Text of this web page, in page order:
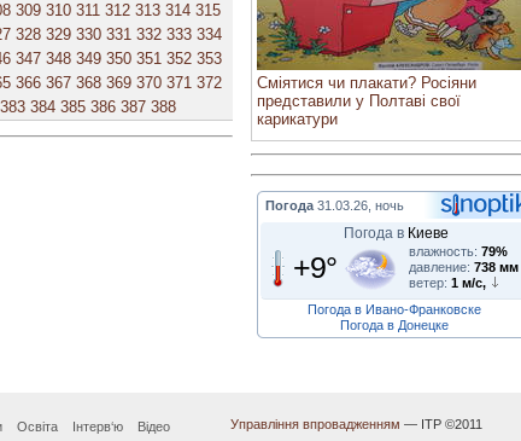
309 310 311 312 313 314 315
328 329 330 331 332 333 334
347 348 349 350 351 352 353
366 367 368 369 370 371 372
383 384 385 386 387 388
Сміятися чи плакати? Росіяни
представили у Полтаві свої
карикатури
Погода 31.03.26, ночь
Погода в Киеве
+9° влажность: 79%
давление: 738 мм
ветер: 1 м/с,
Погода в Ивано-Франковске
Погода в Донецке
Освіта Інтерв‘ю
Відео
Управління впровадженням — ІТР ©2011